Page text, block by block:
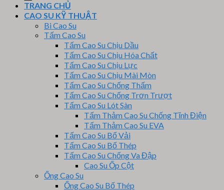
TRANG CHỦ
CAO SU KỸ THUẬT
Bi Cao Su
Tấm Cao Su
Tấm Cao Su Chịu Dầu
Tấm Cao Su Chịu Hóa Chất
Tấm Cao Su Chịu Lực
Tấm Cao Su Chịu Mài Mòn
Tấm Cao Su Chống Thấm
Tấm Cao Su Chống Trơn Trượt
Tấm Cao Su Lót Sàn
Tấm Thảm Cao Su Chống Tĩnh Điện
Tấm Thảm Cao Su EVA
Tấm Cao Su Bố Vải
Tấm Cao Su Bố Thép
Tấm Cao Su Chống Va Đập
Cao Su Ốp Cột
Ống Cao Su
Ống Cao Su Bố Thép